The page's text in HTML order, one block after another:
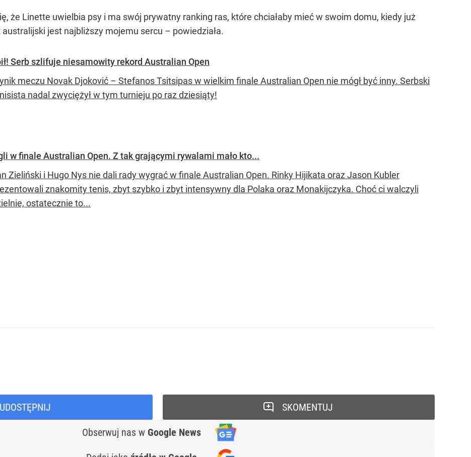
że Linette uwielbia psy i ma swój prywatny ranking ras, które chciałaby mieć w swoim domu, kiedy już
jest najbliższy mojemu sercu – powiedziała.
Serb szlifuje niesamowity rekord Australian Open
meczu Novak Djoković – Stefanos Tsitsipas w wielkim finale Australian Open nie mógł być inny. Serbski
nadal zwyciężył w tym turnieju po raz dziesiąty!
w finale Australian Open. Z tak grającymi rywalami mało kto...
Zieliński i Hugo Nys nie dali rady wygrać w finale Australian Open. Rinky Hijikata oraz Jason Kubler
znakomity tenis, zbyt szybko i zbyt intensywny dla Polaka oraz Monakijczyka. Choć ci walczyli
ostatecznie to...
UDOSTĘPNIJ
Obserwuj nas w Google News
SKOMENTUJ